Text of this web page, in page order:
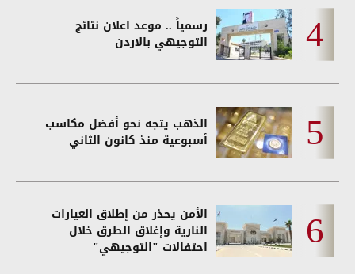
رسمياً .. موعد اعلان نتائج
التوجيهي بالاردن
الذهب يتجه نحو أفضل مكاسب
أسبوعية منذ كانون الثاني
الأمن يحذر من إطلاق العيارات
النارية وإغلاق الطرق خلال
احتفالات "التوجيهي"